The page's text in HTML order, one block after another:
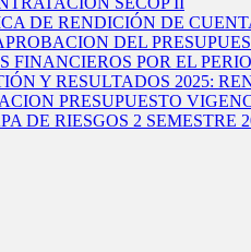
DE RENDICIÓN DE
DEL
FINANCIEROS POR EL
Y RESULTADOS 2025:
PRESUPUESTO
DE RIESGOS 2 SEMESTRE